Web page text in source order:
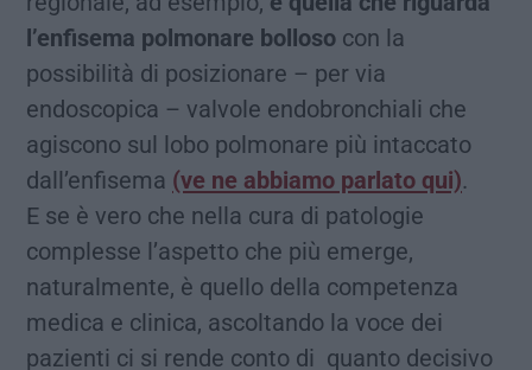
l’enfisema polmonare bolloso con la
possibilità di posizionare – per via
endoscopica – valvole endobronchiali che
agiscono sul lobo polmonare più intaccato
dall’enfisema (ve ne abbiamo parlato qui).
E se è vero che nella cura di patologie
complesse l’aspetto che più emerge,
naturalmente, è quello della competenza
medica e clinica, ascoltando la voce dei
pazienti ci si rende conto di quanto decisivo